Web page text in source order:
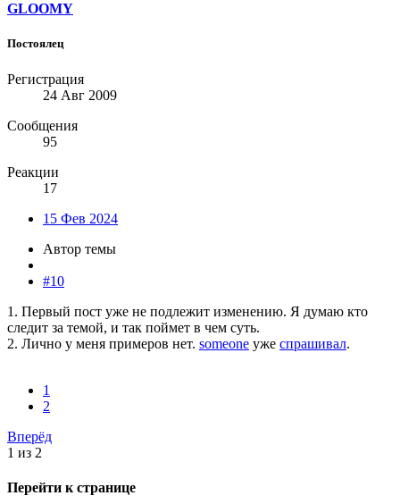
GLOOMY
Постоялец
Регистрация
24 Авг 2009
Сообщения
95
Реакции
17
15 Фев 2024
Автор темы
#10
1. Первый пост уже не подлежит изменению. Я думаю кто
следит за темой, и так поймет в чем суть.
2. Лично у меня примеров нет. someone уже спрашивал.
1
2
Вперёд
1 из 2
Перейти к странице